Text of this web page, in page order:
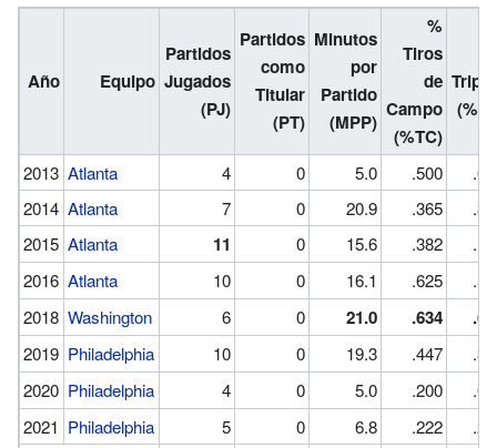
Año Equipo
Partidos
Jugados
(PJ)
Partidos
como
Titular
(PT)
Minutos
por
Partido
(MPP)
%
Tiros
de
Campo
(%TC)
2013 Atlanta 4 0 5.0 .500
2014 Atlanta 7 0 20.9 .365
2015 Atlanta 11 0 15.6 .382
2016 Atlanta 10 0 16.1 .625
2018 Washington 6 0 21.0 .634
2019 Philadelphia 10 0 19.3 .447
2020 Philadelphia 4 0 5.0 .200
2021 Philadelphia 5 0 6.8 .222